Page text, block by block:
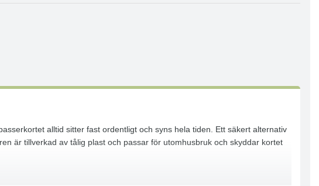
alltid sitter fast ordentligt och syns hela tiden. Ett säkert alternativ
är tillverkad av tålig plast och passar för utomhusbruk och skyddar kortet